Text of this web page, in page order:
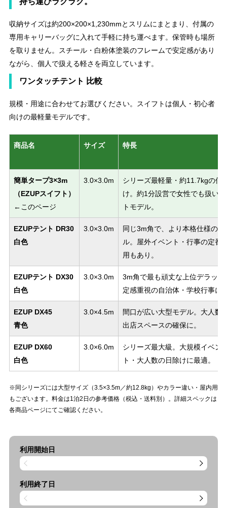
収納サイズは約200×200×1,230mmとスリムにまとまり、付属の
専用キャリーバッグに入れて手軽に持ち運べます。保管時も場所
を取りません。スチール・白粉体塗装のフレームで安定感があり
ながら、個人で扱える軽さを両立しています。
ワンタッチテント 比較
規模・用途に合わせてお選びください。スイフトは個人・初心者
向けの最軽量モデルです。
商品名 サイズ 特長
簡単タープ3×3m
（EZUPスイフト）
←このページ
3.0×3.0m
シリーズ最軽量・約11.7kgの個
け。約1分設営で女性でも扱い
トモデル。
EZUPテント DR30
白色
3.0×3.0m
同じ3m角で、より本格仕様の
ル。屋外イベント・行事の定番
用もあり。
EZUPテント DX30
白色
3.0×3.0m
3m角で最も頑丈な上位デラッ
定感重視の自治体・学校行事に
EZUP DX45
青色
3.0×4.5m
間口が広い大型モデル。大人数
出店スペースの確保に。
EZUP DX60
白色
3.0×6.0m
シリーズ最大級。大規模イベン
ト・大人数の日除けに最適。
※同シリーズには大型サイズ（3.5×3.5m／約12.8kg）やカラー違い・屋内用
もございます。料金は1泊2日の参考価格（税込・送料別）。詳細スペックは
各商品ページにてご確認ください。
利用開始日
利用終了日